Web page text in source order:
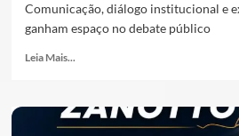
Comunicação, diálogo institucional e
ganham espaço no debate público
Leia Mais...